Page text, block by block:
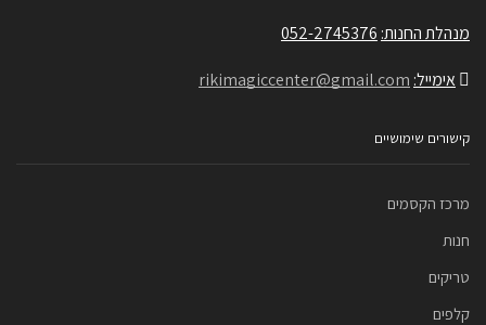
מנהלת החנות: 052-2745376
אימייל: rikimagiccenter@gmail.com
קישורים שימושיים
מרכז הקסמים
חנות
טריקים
קלפים